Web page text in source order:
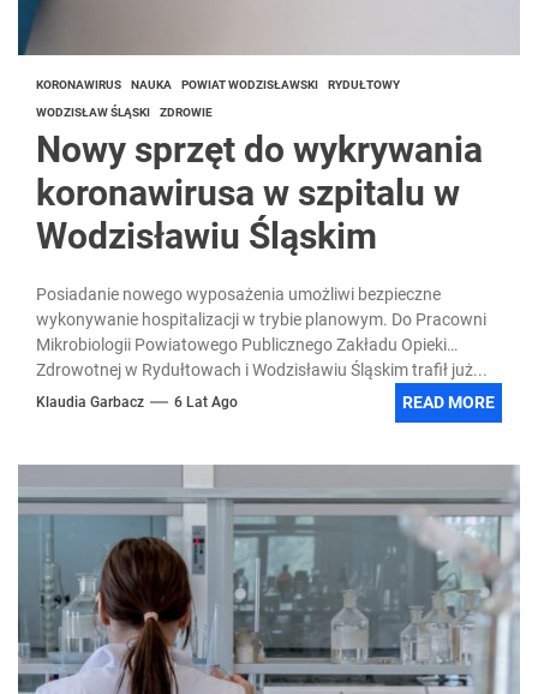
KORONAWIRUS NAUKA POWIAT WODZISŁAWSKI RYDUŁTOWY
WODZISŁAW ŚLĄSKI ZDROWIE
Nowy sprzęt do wykrywania
koronawirusa w szpitalu w
Wodzisławiu Śląskim
Posiadanie nowego wyposażenia umożliwi bezpieczne
wykonywanie hospitalizacji w trybie planowym. Do Pracowni
Mikrobiologii Powiatowego Publicznego Zakładu Opieki
Zdrowotnej w Rydułtowach i Wodzisławiu Śląskim trafił już...
Klaudia Garbacz 6 Lat Ago READ MORE